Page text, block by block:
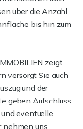
über die Anzahl
bis hin zum
zeigt
versorgt Sie auch
und der
geben Aufschluss
eventuelle
nehmen uns